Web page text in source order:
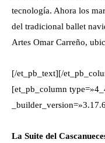
tecnología. Ahora los
del tradicional ballet
Artes Omar Carreño,
[/et_pb_text][/
[et_pb_column
La Suite del